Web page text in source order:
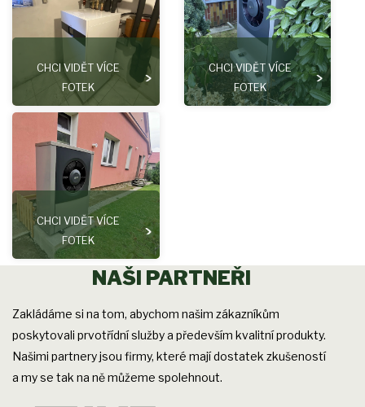
CHCI VIDĚT VÍCE
FOTEK
CHCI VIDĚT VÍCE
FOTEK
CHCI VIDĚT VÍCE
FOTEK
NAŠI PARTNEŘI
Zakládáme si na tom, abychom našim zákazníkům
poskytovali prvotřídní služby a především kvalitní produkty.
Našimi partnery jsou firmy, které mají dostatek zkušeností
a my se tak na ně můžeme spolehnout.